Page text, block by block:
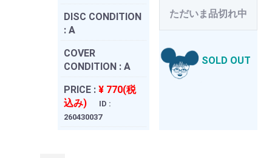
DISC CONDITION
: A
COVER
CONDITION : A
PRICE : ¥ 770(税
込み)
ID :
260430037
ただいま品切れ中
SOLD OUT